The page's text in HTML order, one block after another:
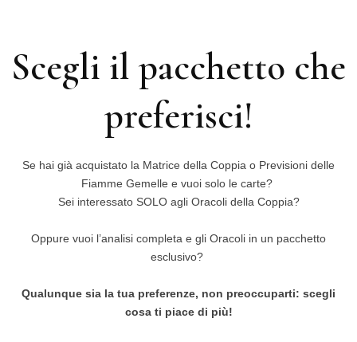
Scegli il pacchetto che
preferisci!
Se hai già acquistato la Matrice della Coppia o Previsioni delle
Fiamme Gemelle e vuoi solo le carte?
Sei interessato SOLO agli Oracoli della Coppia?
Oppure vuoi l’analisi completa e gli Oracoli in un pacchetto
esclusivo?
Qualunque sia la tua preferenze, non preoccuparti: scegli
cosa ti piace di più!